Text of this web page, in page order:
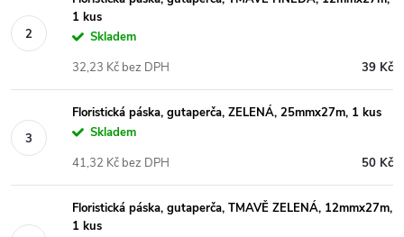
1 kus
Skladem
39 Kč
32,23 Kč bez DPH
Floristická páska, gutaperča, ZELENÁ, 25mmx27m, 1 kus
Skladem
50 Kč
41,32 Kč bez DPH
Floristická páska, gutaperča, TMAVĚ ZELENÁ, 12mmx27m,
1 kus